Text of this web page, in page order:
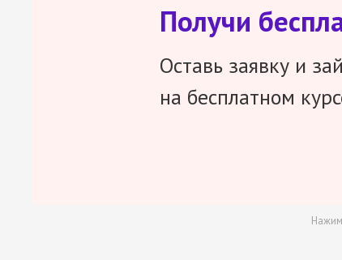
Получи
Оставь заявку и
на бесплатном